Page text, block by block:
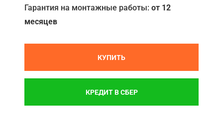
Гарантия на монтажные работы: от 12
месяцев
КУПИТЬ
КРЕДИТ В СБЕР